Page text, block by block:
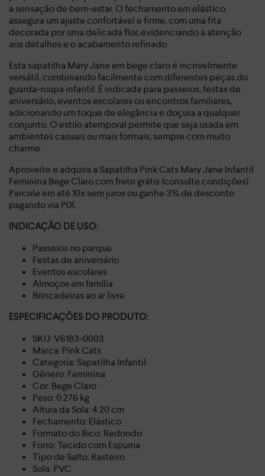
a sensação de bem-estar. O fechamento em elástico
assegura um ajuste confortável e firme, com uma fita
decorada por uma delicada flor, evidenciando a atenção
aos detalhes e o acabamento refinado.
Esta sapatilha Mary Jane em bege claro é incrivelmente
versátil, combinando facilmente com diferentes peças do
guarda-roupa infantil. É indicada para passeios, festas de
aniversário, eventos escolares ou encontros familiares,
adicionando um toque de elegância e doçura a qualquer
conjunto. O estilo atemporal permite que seja usada em
ambientes casuais ou mais formais, sempre com muito
charme.
Aproveite e adquira a Sapatilha Pink Cats Mary Jane Infantil
Feminina Bege Claro com frete grátis (consulte condições).
Parcele em até 10x sem juros ou ganhe 3% de desconto
pagando via PIX.
INDICAÇÃO DE USO:
Passeios no parque
Festas de aniversário
Eventos escolares
Almoços em família
Brincadeiras ao ar livre
ESPECIFICAÇÕES DO PRODUTO:
SKU: V6183-0003
Marca: Pink Cats
Categoria: Sapatilha Infantil
Gênero: Feminina
Cor: Bege Claro
Peso: 0.276 kg
Altura da Sola: 4.20 cm
Fechamento: Elástico
Formato do Bico: Redondo
Forro: Tecido com Espuma
Tipo de Salto: Rasteiro
Sola: PVC